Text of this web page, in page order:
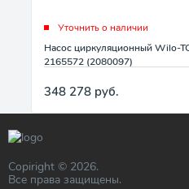
Уточнить о наличии
Насос циркуляционный Wilo-
2165572 (2080097)
348 278 руб.
Copiright © 2026.
Все права защищены.